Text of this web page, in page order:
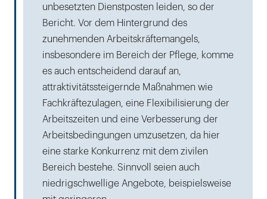
unbesetzten Dienstposten leiden, so der
Bericht. Vor dem Hintergrund des
zunehmenden Arbeitskräftemangels,
insbesondere im Bereich der Pflege, komme
es auch entscheidend darauf an,
attraktivitätssteigernde Maßnahmen wie
Fachkräftezulagen, eine Flexibilisierung der
Arbeitszeiten und eine Verbesserung der
Arbeitsbedingungen umzusetzen, da hier
eine starke Konkurrenz mit dem zivilen
Bereich bestehe. Sinnvoll seien auch
niedrigschwellige Angebote, beispielsweise